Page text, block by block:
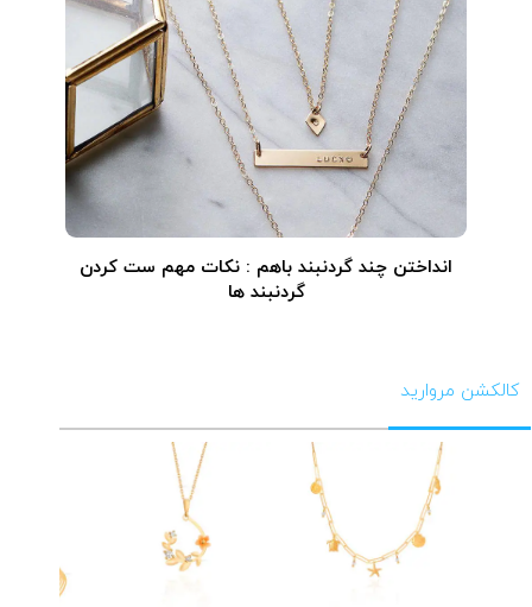
انداختن چند گردنبند باهم : نکات مهم ست کردن
گردنبند ها
کالکشن مروارید